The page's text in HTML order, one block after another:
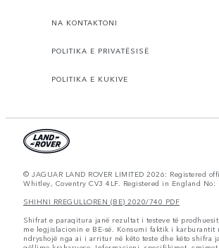
NA KONTAKTONI
POLITIKA E PRIVATËSISË
POLITIKA E KUKIVE
© JAGUAR LAND ROVER LIMITED 2026: Registered
Whitley, Coventry CV3 4LF. Registered in England No:
SHIHNI RREGULLOREN (BE) 2020/740 PDF
Shifrat e paraqitura janë rezultat i testeve të
me legjislacionin e BE-së. Konsumi faktik i karburantit
ndryshojë nga ai i arritur në këto teste dhe këto shifra